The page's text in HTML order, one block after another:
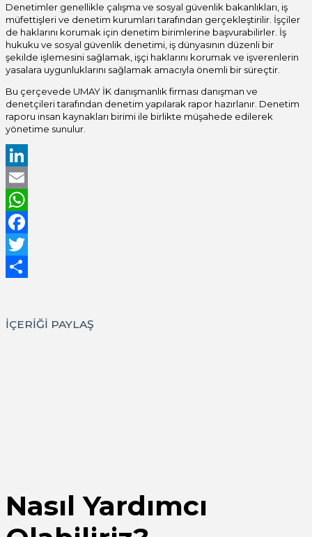
Denetimler genellikle çalışma ve sosyal güvenlik bakanlıkları, iş
müfettişleri ve denetim kurumları tarafından gerçekleştirilir. İşçiler
de haklarını korumak için denetim birimlerine başvurabilirler. İş
hukuku ve sosyal güvenlik denetimi, iş dünyasının düzenli bir
şekilde işlemesini sağlamak, işçi haklarını korumak ve işverenlerin
yasalara uygunluklarını sağlamak amacıyla önemli bir süreçtir.
Bu çerçevede UMAY İK danışmanlık firması danışman ve
denetçileri tarafından denetim yapılarak rapor hazırlanır. Denetim
raporu insan kaynakları birimi ile birlikte müşahede edilerek
yönetime sunulur.
LinkedIn
Email
WhatsApp
Facebook
Twitter
İÇERİĞİ PAYLAŞ
Nasıl Yardımcı